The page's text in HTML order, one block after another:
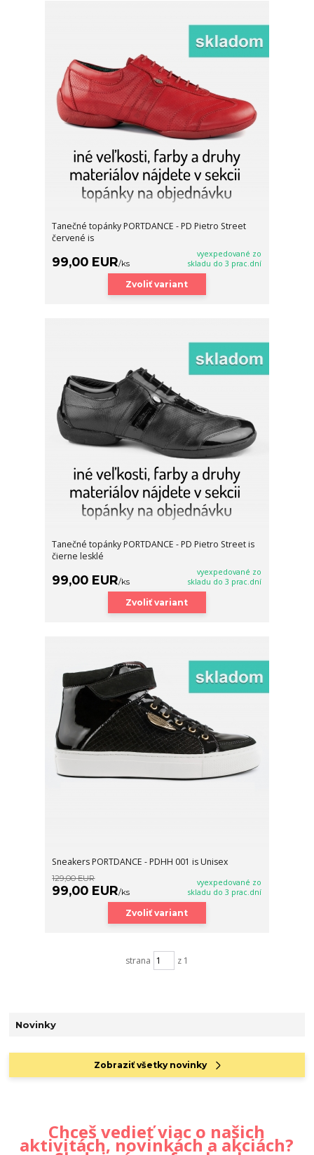
Tanečné topánky PORTDANCE - PD Pietro Street
červené is
99,00 EUR/ks
vyexpedované zo
skladu do 3 prac.dní
Zvoliť variant
Tanečné topánky PORTDANCE - PD Pietro Street is
čierne lesklé
99,00 EUR/ks
vyexpedované zo
skladu do 3 prac.dní
Zvoliť variant
Sneakers PORTDANCE - PDHH 001 is Unisex
129,00 EUR
99,00 EUR/ks
vyexpedované zo
skladu do 3 prac.dní
Zvoliť variant
strana z 1
Novinky
Zobraziť všetky novinky
Chceš vedieť viac o našich
aktivitách, novinkách a akciách?